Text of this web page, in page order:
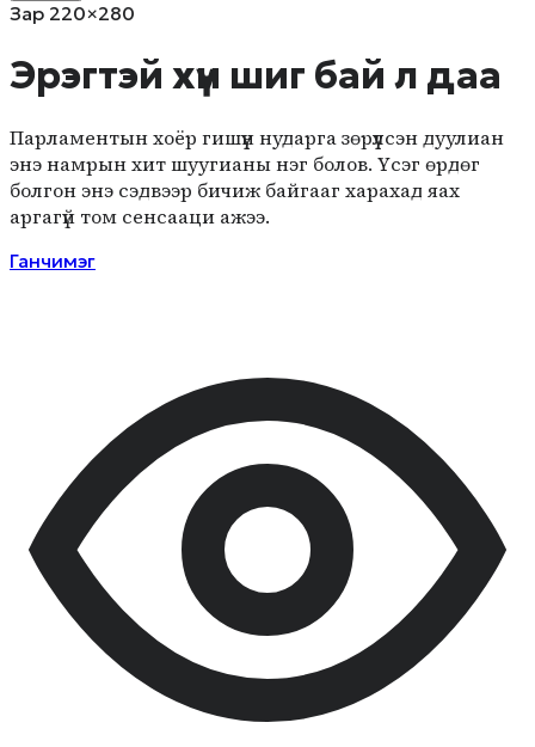
Зар 220×280
Эрэгтэй хүн шиг бай л даа
Парламентын хоёр гишүүн нударга зөрүүлсэн дуулиан
энэ намрын хит шуугианы нэг болов. Үсэг өрдөг
болгон энэ сэдвээр бичиж байгааг харахад яах
аргагүй том сенсааци ажээ.
Ганчимэг